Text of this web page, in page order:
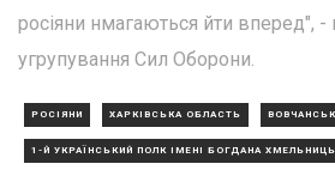
росіяни нмагаються йти вперед", -
угрупування Сил Оборони.
РОСІЯНИ ХАРКІВСЬКА ОБЛАСТЬ ВОВЧАНСЬК
1-Й УКРАЇНСЬКИЙ ПОЛК ІМЕНІ БОГДАНА